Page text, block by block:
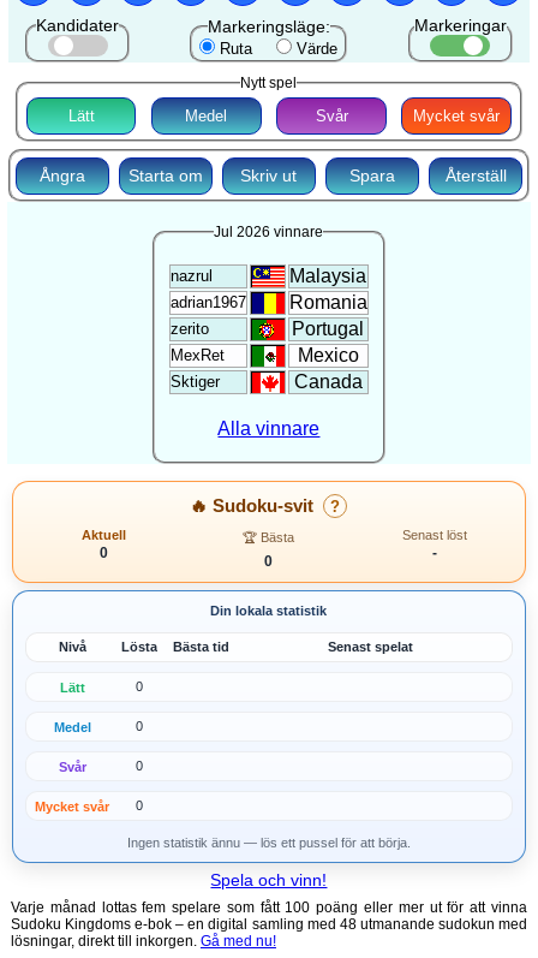
Ångra Starta om Skriv ut Spara Återställ
Jul 2026 vinnare
nazrul Malaysia
adrian1967 Romania
zerito Portugal
MexRet Mexico
Sktiger Canada
Alla vinnare
Kandidater Markeringsläge:
Ruta Värde
Markeringar
Nytt spel
Lätt Medel Svår Mycket svår
🔥 Sudoku-svit ?
Aktuell
0
🏆 Bästa
0
Senast löst
-
Din lokala statistik
Nivå Lösta Bästa tid Senast spelat
Lätt 0
Medel 0
Svår 0
Mycket svår 0
Ingen statistik ännu — lös ett pussel för att börja.
Spela och vinn!
Varje månad lottas fem spelare som fått 100 poäng eller mer ut för att vinna
Sudoku Kingdoms e-bok – en digital samling med 48 utmanande sudokun med
lösningar, direkt till inkorgen. Gå med nu!